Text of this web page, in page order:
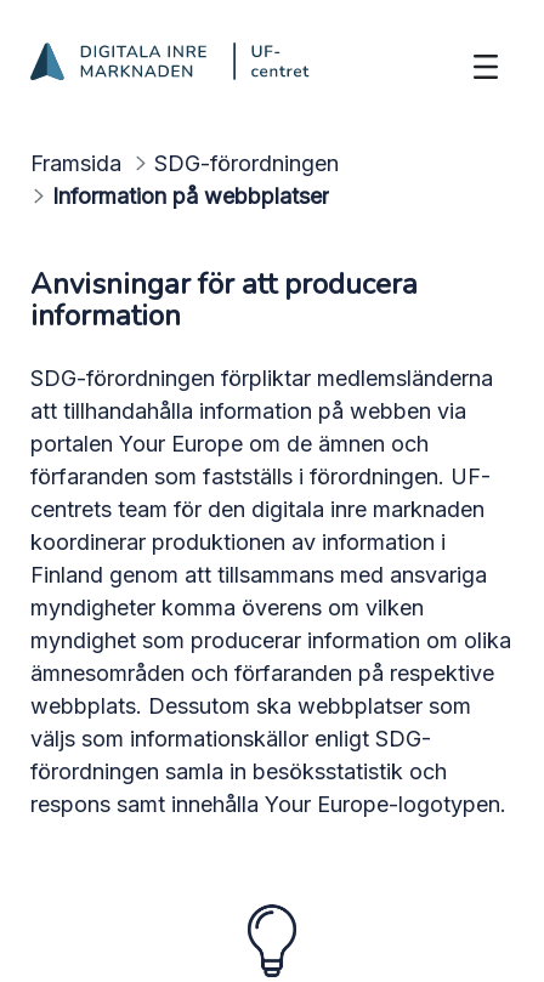
Framsida
SDG-förordningen
Information på webbplatser
Anvisningar för att producera
information
SDG-förordningen förpliktar medlemsländerna
att tillhandahålla information på webben via
portalen Your Europe om de ämnen och
förfaranden som fastställs i förordningen. UF-
centrets team för den digitala inre marknaden
koordinerar produktionen av information i
Finland genom att tillsammans med ansvariga
myndigheter komma överens om vilken
myndighet som producerar information om olika
ämnesområden och förfaranden på respektive
webbplats. Dessutom ska webbplatser som
väljs som informationskällor enligt SDG-
förordningen samla in besöksstatistik och
respons samt innehålla Your Europe-logotypen.